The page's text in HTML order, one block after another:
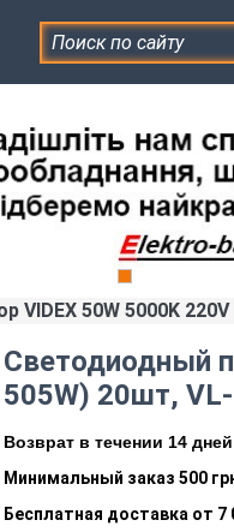
50W 5000K
Светодиодный
505W) 20шт,
Возврат в течении 14
Минимальный заказ 500
Бесплатная доставка от 7